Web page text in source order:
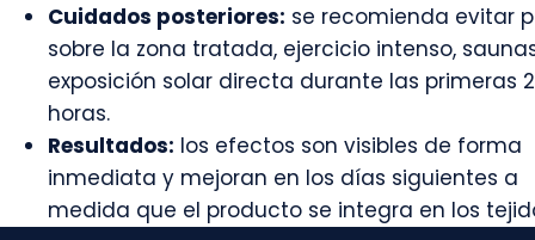
Cuidados posteriores: se recomienda evitar
sobre la zona tratada, ejercicio intenso,
exposición solar directa durante las primeras
horas.
Resultados: los efectos son visibles de forma
inmediata y mejoran en los días siguientes a
medida que el producto se integra en los